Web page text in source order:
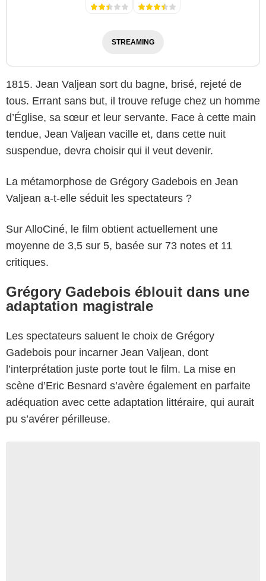
STREAMING
1815. Jean Valjean sort du bagne, brisé, rejeté de
tous. Errant sans but, il trouve refuge chez un homme
d’Église, sa sœur et leur servante. Face à cette main
tendue, Jean Valjean vacille et, dans cette nuit
suspendue, devra choisir qui il veut devenir.
La métamorphose de Grégory Gadebois en Jean
Valjean a-t-elle séduit les spectateurs ?
Sur AlloCiné, le film obtient actuellement une
moyenne de 3,5 sur 5, basée sur 73 notes et 11
critiques.
Grégory Gadebois éblouit dans une
adaptation magistrale
Les spectateurs saluent le choix de Grégory
Gadebois pour incarner Jean Valjean, dont
l’interprétation juste porte tout le film. La mise en
scène d’Eric Besnard s’avère également en parfaite
adéquation avec cette adaptation littéraire, qui aurait
pu s’avérer périlleuse.